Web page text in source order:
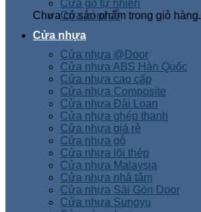
Chưa có sản phẩm trong giỏ hàng.
Cửa gỗ tự nhiên
Cửa vòm gỗ
Cửa nhựa
Cửa nhựa @Door
Cửa nhựa ABS Hàn Quốc
Cửa nhựa cao cấp
Cửa nhựa Composite
Cửa nhựa Đài Loan
Cửa nhựa ghép thanh
Cửa nhựa giá rẻ
Cửa nhựa gỗ
Cửa nhựa lõi thép
Cửa nhựa Malaysia
Cửa nhựa nhà tắm
Cửa nhựa Sài Gòn Door
Cửa nhựa Sungyu